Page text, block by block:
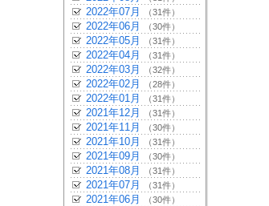
2022年07月 （31件）
2022年06月 （30件）
2022年05月 （31件）
2022年04月 （31件）
2022年03月 （32件）
2022年02月 （28件）
2022年01月 （31件）
2021年12月 （31件）
2021年11月 （30件）
2021年10月 （31件）
2021年09月 （30件）
2021年08月 （31件）
2021年07月 （31件）
2021年06月 （30件）